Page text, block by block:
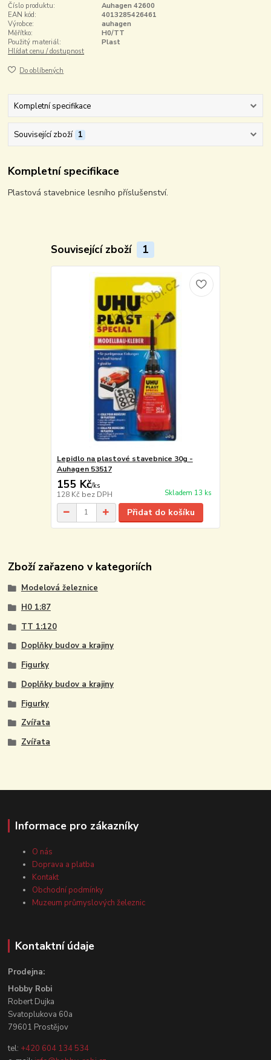
Číslo produktu:
Auhagen 42600
EAN kód:
4013285426461
Výrobce:
auhagen
Měřítko:
H0/TT
Použitý materiál:
Plast
Hlídat cenu / dostupnost
Do oblíbených
Kompletní specifikace
Související zboží 1
Kompletní specifikace
Plastová stavebnice lesního příslušenství.
Související zboží 1
Lepidlo na plastové stavebnice 30g -
Auhagen 53517
155 Kč/ks
128 Kč bez DPH Skladem 13 ks
Přidat do košíku
Zboží zařazeno v kategoriích
Modelová železnice
H0 1:87
TT 1:120
Doplňky budov a krajiny
Figurky
Doplňky budov a krajiny
Figurky
Zvířata
Zvířata
Informace pro zákazníky
O nás
Doprava a platba
Kontakt
Obchodní podmínky
Muzeum průmyslových železnic
Kontaktní údaje
Prodejna:
Hobby Robi
Robert Dujka
Svatoplukova 60a
79601 Prostějov
tel: +420 604 134 534